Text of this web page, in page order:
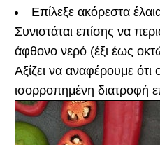
Επίλεξε ακόρεστα
Συνιστάται επίσης να
άφθονο νερό (έξι έως
Αξίζει να αναφέρουμε ότι
ισορροπημένη διατροφή